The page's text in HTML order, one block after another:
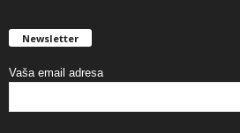
Newsletter
Vaša email adresa